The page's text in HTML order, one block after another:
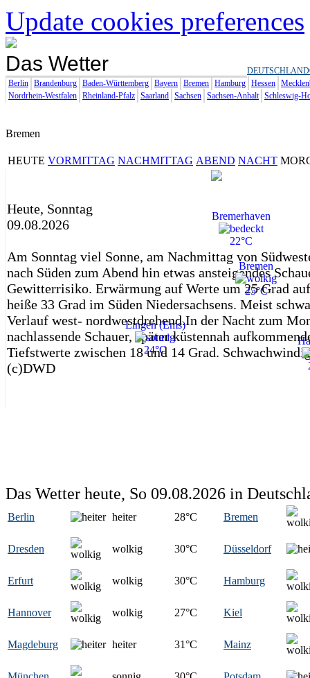
Update cookies preferences
Das Wetter DEUTSCHLAND
Berlin Brandenburg Baden-Württemberg Bayern Bremen Hamburg Hessen
Nordrhein-Westfalen Rheinland-Pfalz Saarland Sachsen Sachsen-Anhalt Schleswig-
Bremen
HEUTE VORMITTAG NACHMITTAG ABEND NACHT
Bremerhaven
22°C
Bremen
25°C
Lingen (Ems)
24°C
Heute, Sonntag
09.08.2026
Am Sonntag viel Sonne, am Nachmittag von
nach Süden zum Abend hin etwas ansteigendes
Gewitterrisiko. Erwärmung auf Werte um 25 Grad
heiße 33 Grad im Süden Niedersachsens. Meist
Verlauf west- nordwestdrehend.In der Nacht zum
nachlassende Schauer, später küstennah
Tiefstwerte zwischen 18 und 14 Grad.
(c)DWD
Das Wetter heute, So 09.08.2026 in
Berlin heiter 28°C Bremen
Dresden wolkig 30°C Düsseldorf
Erfurt wolkig 30°C Hamburg
Hannover wolkig 27°C Kiel
Magdeburg heiter 31°C Mainz